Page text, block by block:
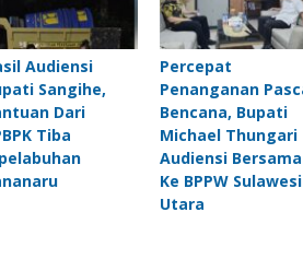
Audiensi
Sangihe,
Dari
Tiba
Percepat
Penanganan
Bencana, Bupati
Michael Thungari
Audiensi Bersama
Ke BPPW Sulawesi
Utara